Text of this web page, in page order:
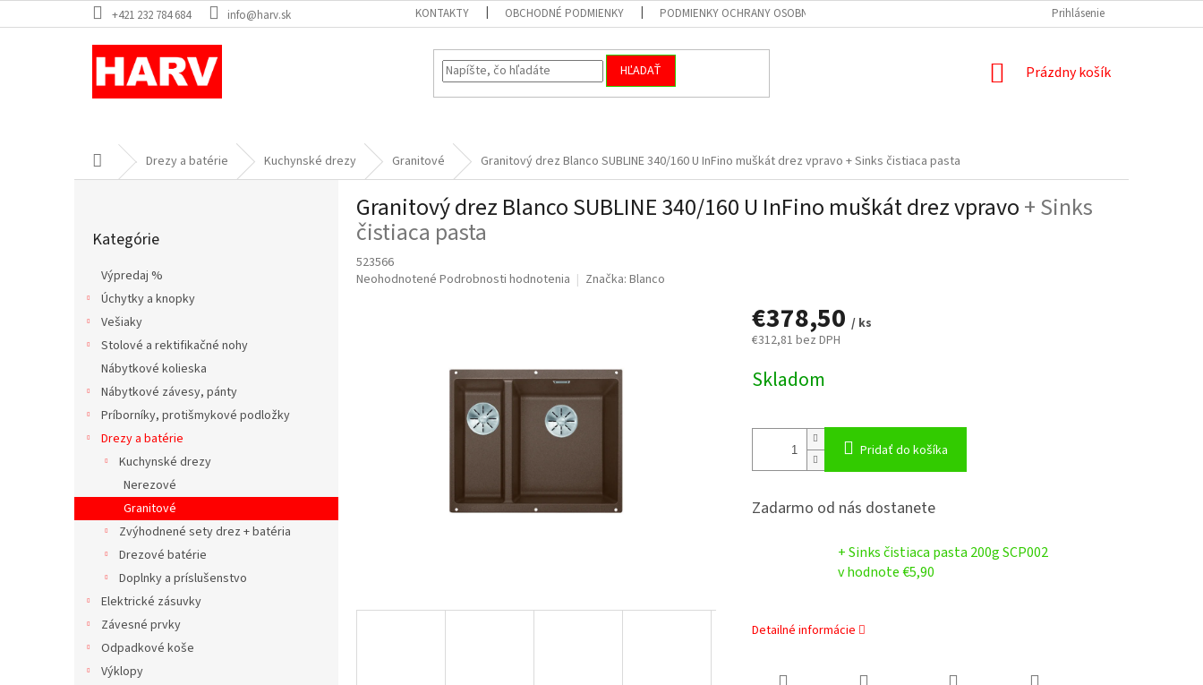
na
+421 232 784 684 info@harv.sk KONTAKTY OBCHODNÉ PODMIENKY PODMIENKY OCHRANY OSOBNÝCH ÚDAJOV REKLAMÁCIA
Prihlásenie
HĽADAŤ
NÁKUPNÝ
Prázdny košík
DomovDrezy a batérie Kuchynské drezy Granitové Granitový drez Blanco SUBLINE 340/160 U InFino muškát drez vpravo + Sinks čistiaca pasta
kategórie
Kategórie
Výpredaj %
Úchytky a knopky
Vešiaky
Stolové a rektifikačné nohy
Nábytkové kolieska
Nábytkové závesy, pánty
Príborníky, protišmykové podložky
Drezy a batérie
Kuchynské drezy
Nerezové
Granitové
Zvýhodnené sety drez + batéria
Drezové batérie
Doplnky a príslušenstvo
Elektrické zásuvky
Závesné prvky
Odpadkové koše
Výklopy
Granitový drez Blanco SUBLINE 340/160 U InFino muškát drez vpravo+ Sinks
čistiaca pasta
523566
Priemerné
Neohodnotené Podrobnosti hodnotenia Značka: Blanco
€378,50 / ks
€312,81 bez DPH
cena:
Skladom
Pridať do košíka
Zadarmo od nás dostanete
+ Sinks čistiaca pasta 200g SCP002
v hodnote €5,90
Detailné informácie